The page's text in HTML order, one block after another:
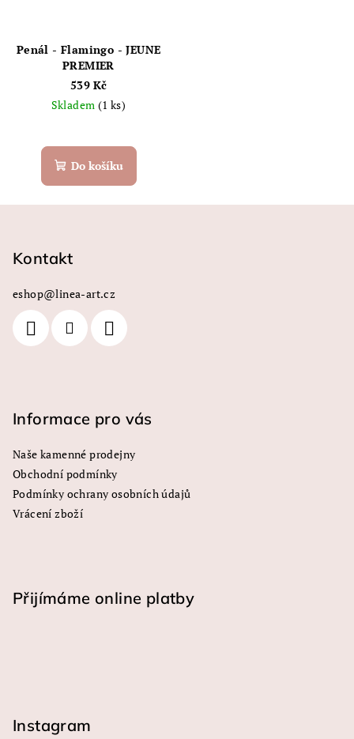
Penál - Flamingo - JEUNE
PREMIER
539 Kč
Skladem (1 ks)
Do košíku
Kontakt
eshop@linea-art.cz
Informace pro vás
Naše kamenné prodejny
Obchodní podmínky
Podmínky ochrany osobních údajů
Vrácení zboží
Přijímáme online platby
Instagram